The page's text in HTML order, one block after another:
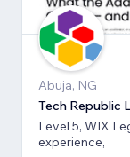
Abuja, NG
Tech Republic
Level 5, WIX
experience,